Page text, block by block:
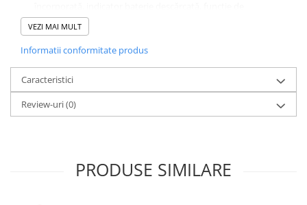
impedanță de intrare scăzută (LoZ), filtru trece-jos, funcție
MIN/MAX, funcție PEAK HOLD, funcție PEAK HOLD pentru
măsurători AC, funcție REL.
De ce să alegi acest model?
Este un instrument de diagnosticare esențial pentru măsurători
precise in domeniul electric si electronic., UT191E, oferă o calitate
excelentă a masuratorilor pentru aplicații de laborator,
industriale și educaționale.
multimetru digital
VEZI MAI MULT
Informatii conformitate produs
Caracteristici
Review-uri(0)
PRODUSE SIMILARE